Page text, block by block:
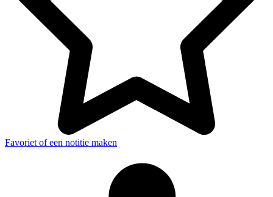
Favoriet of een notitie maken